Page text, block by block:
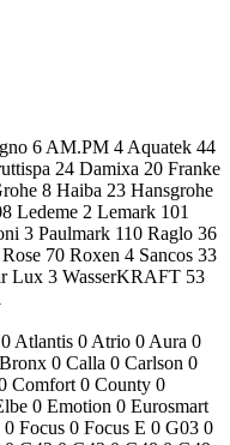
6 AM.PM 4 Aquatek 44
24 Damixa 20 Franke
8 Haiba 23 Hansgrohe
Ledeme 2 Lemark 101
3 Paulmark 110 Raglo 36
Rose 70 Roxen 4 Sancos 33
Lux 3 WasserKRAFT 53
0 Atlantis 0 Atrio 0 Aura 0
Bronx 0 Calla 0 Carlson 0
Comfort 0 County 0
0 Emotion 0 Eurosmart
0 Focus 0 Focus E 0 G03 0